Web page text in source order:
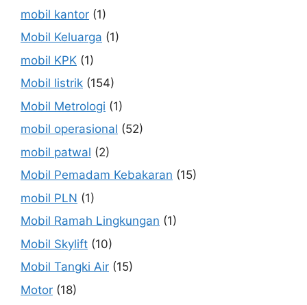
mobil kantor (1)
Mobil Keluarga (1)
mobil KPK (1)
Mobil listrik (154)
Mobil Metrologi (1)
mobil operasional (52)
mobil patwal (2)
Mobil Pemadam Kebakaran (15)
mobil PLN (1)
Mobil Ramah Lingkungan (1)
Mobil Skylift (10)
Mobil Tangki Air (15)
Motor (18)